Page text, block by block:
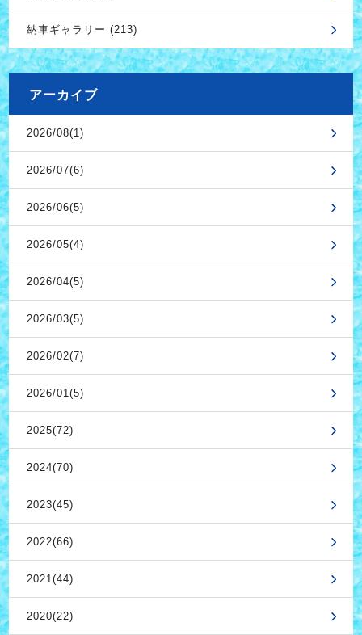
納車ギャラリー (213)
アーカイブ
2026/08(1)
2026/07(6)
2026/06(5)
2026/05(4)
2026/04(5)
2026/03(5)
2026/02(7)
2026/01(5)
2025(72)
2024(70)
2023(45)
2022(66)
2021(44)
2020(22)